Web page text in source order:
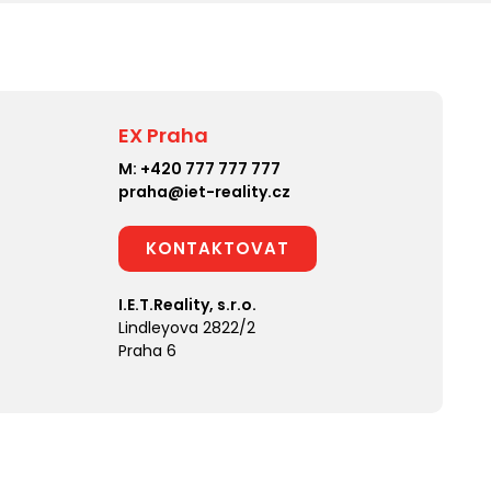
EX Praha
M: +420 777 777 777
praha@iet-reality.cz
KONTAKTOVAT
I.E.T.Reality, s.r.o.
Lindleyova 2822/2
Praha 6